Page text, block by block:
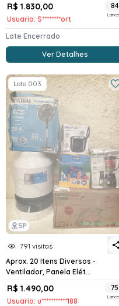
R$ 1.830,00
Usuario: S********ort
84
Lote Encerrado
Ver Detalhes
SP
Lote 003
791 visitas
Aprox. 20 Itens Diversos -
Ventilador, Panela Elét...
R$ 1.490,00
Usuario: u***********188
75